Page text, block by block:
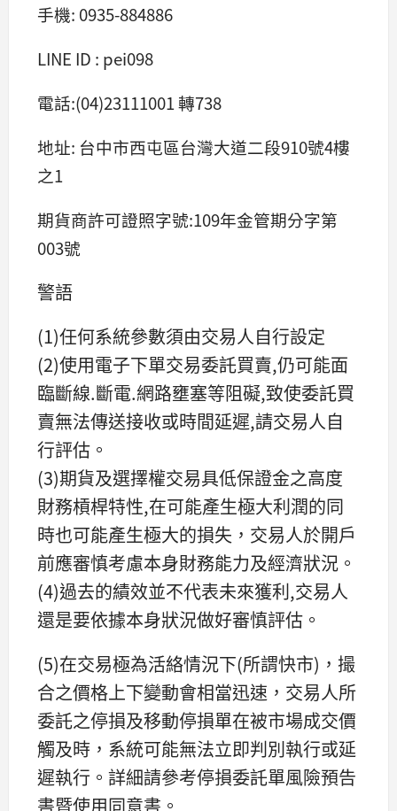
手機: 0935-884886
LINE ID : pei098
電話:(04)23111001 轉738
地址: 台中市西屯區台灣大道二段910號4樓
之1
期貨商許可證照字號:109年金管期分字第
003號
警語
(1)任何系統參數須由交易人自行設定
(2)使用電子下單交易委託買賣,仍可能面
臨斷線.斷電.網路壅塞等阻礙,致使委託買
賣無法傳送接收或時間延遲,請交易人自
行評估。
(3)期貨及選擇權交易具低保證金之高度
財務槓桿特性,在可能產生極大利潤的同
時也可能產生極大的損失，交易人於開戶
前應審慎考慮本身財務能力及經濟狀況。
(4)過去的績效並不代表未來獲利,交易人
還是要依據本身狀況做好審慎評估。
(5)在交易極為活絡情況下(所謂快市)，撮
合之價格上下變動會相當迅速，交易人所
委託之停損及移動停損單在被市場成交價
觸及時，系統可能無法立即判別執行或延
遲執行。詳細請參考停損委託單風險預告
書暨使用同意書。